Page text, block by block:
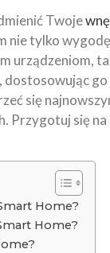
Twoje
tylko
urządzeniom,
się
Przygotuj się
Home?
Home?